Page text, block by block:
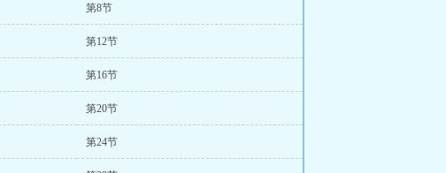
第8节
第12节
第16节
第20节
第24节